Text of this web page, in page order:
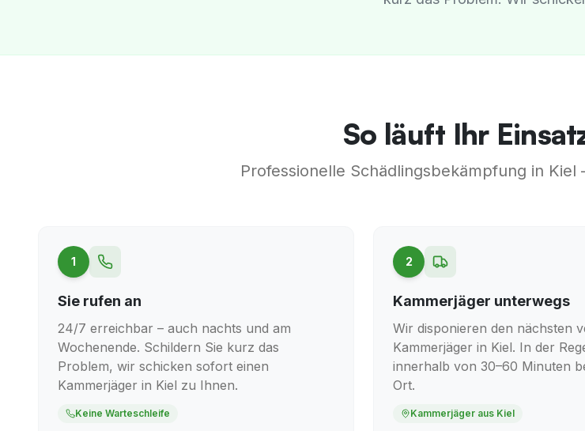
So läuft Ihr
Professionelle Schädlingsbekämpfung in Kiel
1
Sie rufen an
24/7 erreichbar – auch nachts und am
Wochenende. Schildern Sie kurz das
Problem, wir schicken sofort einen
Kammerjäger in Kiel zu Ihnen.
Keine Warteschleife
2
Kammerjäger unterwegs
Wir disponieren den nächsten
Kammerjäger in Kiel. In der
innerhalb von 30–60 Minuten
Ort.
Kammerjäger aus Kiel